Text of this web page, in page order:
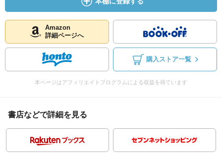
Amazon
詳細ページへ
購入ストア一覧
本ページはアフィリエイトプログラムによる収益を得ています
書店などで詳細を見る